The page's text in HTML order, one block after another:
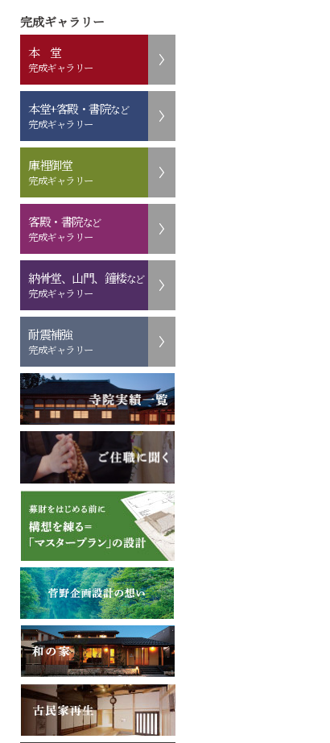
完成ギャラリー
本 堂
完成ギャラリー
本堂+客殿・書院など
完成ギャラリー
庫裡御堂
完成ギャラリー
客殿・書院など
完成ギャラリー
納骨堂、山門、鐘楼など
完成ギャラリー
耐震補強
完成ギャラリー